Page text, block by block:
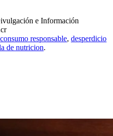
e Información
consumo responsable, desperdicio
de nutricion.